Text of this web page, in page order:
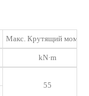
Макс. Крутящий момент
kN·m
55